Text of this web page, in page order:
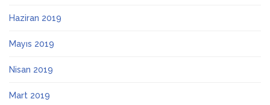
Haziran 2019
Mayıs 2019
Nisan 2019
Mart 2019